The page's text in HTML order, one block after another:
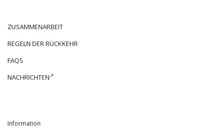
ZUSAMMENARBEIT
REGELN DER RÜCKKEHR
FAQS
NACHRICHTEN
Information